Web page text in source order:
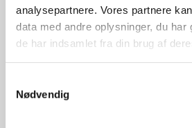
analysepartnere. Vores partnere
data med andre oplysninger, du har
de har indsamlet fra din brug af
Nødvendig